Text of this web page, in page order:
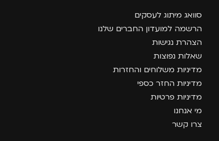
סוואג מיתוג לעסקים
הרשמה למועדון החברים שלנו
הצהרת נגישות
שאלות נפוצות
מדיניות משלוחים והחזרות
מדיניות החזר כספי
מדיניות פרטיות
מי אנחנו
צרו קשר